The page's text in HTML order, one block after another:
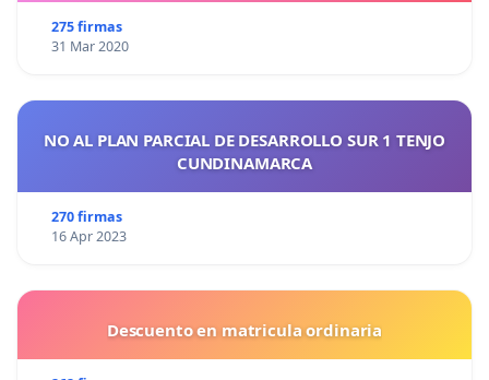
275 firmas
31 Mar 2020
NO AL PLAN PARCIAL DE DESARROLLO SUR 1 TENJO
CUNDINAMARCA
270 firmas
16 Apr 2023
Descuento en matricula ordinaria